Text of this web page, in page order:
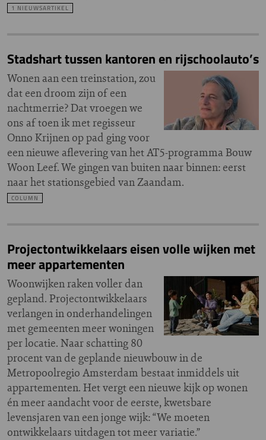
1 NIEUWSARTIKEL
Stadshart tussen kantoren en rijschoolauto’s
Wonen aan een treinstation, zou
dat een droom zijn of een
nachtmerrie? Dat vroegen we
ons af toen ik met regisseur
Onno Krijnen op pad ging voor
een nieuwe aflevering van het AT5-programma Bouw
Woon Leef. We gingen van buiten naar binnen: eerst
naar het stationsgebied van Zaandam.
COLUMN
Projectontwikkelaars eisen volle wijken met
meer appartementen
Woonwijken raken voller dan
gepland. Projectontwikkelaars
verlangen in onderhandelingen
met gemeenten meer woningen
per locatie. Naar schatting 80
procent van de geplande nieuwbouw in de
Metropoolregio Amsterdam bestaat inmiddels uit
appartementen. Het vergt een nieuwe kijk op wonen
én meer aandacht voor de eerste, kwetsbare
levensjaren van een jonge wijk: “We moeten
ontwikkelaars uitdagen tot meer variatie.”